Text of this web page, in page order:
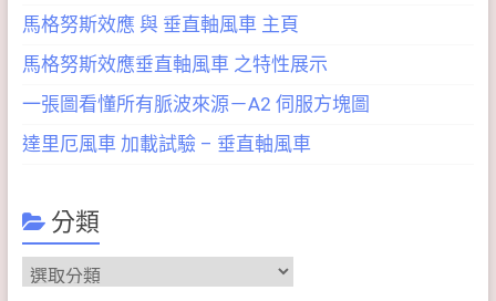
馬格努斯效應 與 垂直軸風車 主頁
馬格努斯效應垂直軸風車 之特性展示
一張圖看懂所有脈波來源－A2 伺服方塊圖
達里厄風車 加載試驗 – 垂直軸風車
分類
分
類